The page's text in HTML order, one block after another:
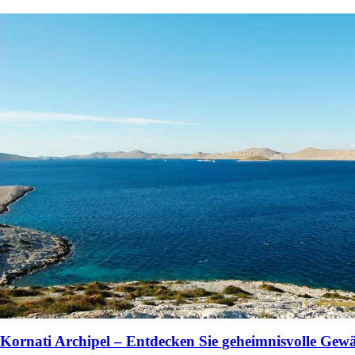
Kornati Archipel – Entdecken Sie geheimnisvolle